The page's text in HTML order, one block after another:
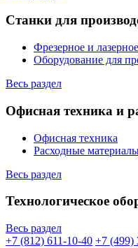
Станки для
Фрезерное и
Оборудование для
Весь раздел
Офисная техника и
Офисная техника
Расходные
Весь раздел
Технологическое
Весь раздел
+7 (812) 611-10-40 +7 (499)